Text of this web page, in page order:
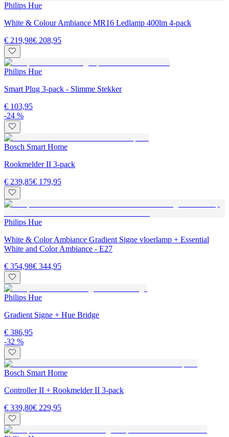
Philips Hue
White & Colour Ambiance MR16 Ledlamp 400lm 4-pack
€ 219,98€ 208,95
Philips Hue
Smart Plug 3-pack - Slimme Stekker
€ 103,95
-24 %
Bosch Smart Home
Rookmelder II 3-pack
€ 239,85€ 179,95
Philips Hue
White & Color Ambiance Gradient Signe vloerlamp + Essential
White and Color Ambiance - E27
€ 354,98€ 344,95
Philips Hue
Gradient Signe + Hue Bridge
€ 386,95
-32 %
Bosch Smart Home
Controller II + Rookmelder II 3-pack
€ 339,80€ 229,95